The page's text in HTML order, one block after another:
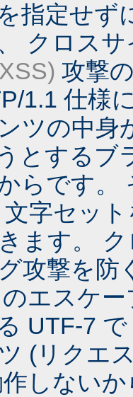
指定せず
クロス
XSS) 攻撃
1.1 仕様
ツの中身
とするブ
らです。
字セッ
ます。
攻撃を防
エスケ
UTF-7
(リクエ
しない